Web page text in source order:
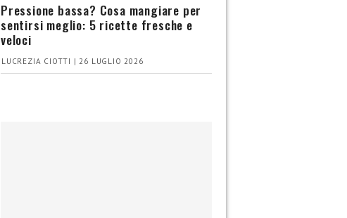
Pressione bassa? Cosa mangiare per
sentirsi meglio: 5 ricette fresche e
veloci
LUCREZIA CIOTTI | 26 LUGLIO 2026